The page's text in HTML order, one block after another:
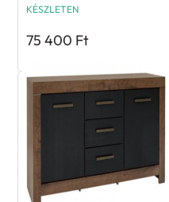
KÉSZLETEN
75 400 Ft